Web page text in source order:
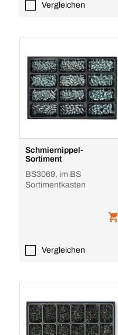
Vergleichen
Schmiernippel-
Sortiment
BS3069, im BS
Sortimentkasten
Vergleichen